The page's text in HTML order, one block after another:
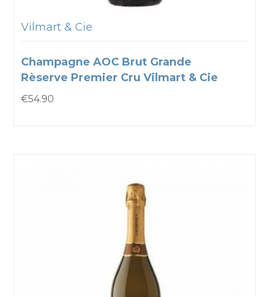
Vilmart & Cie
Champagne AOC Brut Grande
Rèserve Premier Cru Vilmart & Cie
€54.90